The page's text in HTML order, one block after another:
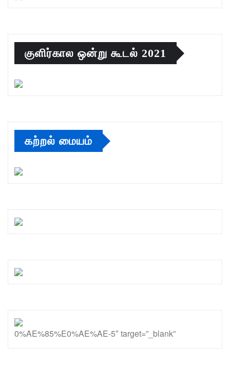
குளிர்கால ஒன்று கூடல் 2021
கற்றல் மையம்
0%AE%85%E0%AE%AE-5″ target=”_blank”